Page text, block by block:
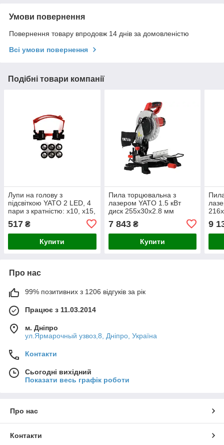
Умови повернення
Повернення товару впродовж 14 днів за домовленістю
Всі умови повернення
Подібні товари компанії
Лупи на голову з
підсвіткою YATO 2 LED, 4
пари з кратністю: х10, х15,
517 ₴
Купити
Пила торцювальна з
лазером YATO 1.5 кВт
диск 255х30х2.8 мм
гл.різа 90°/45°- 75/45 мм
довжина 125/85 мм YT-
821722
7 843₴
Купити
9
Про нас
99% позитивних з 1206 відгуків за рік
Працює з 11.03.2014
м. Дніпро
ул.Ярмарочный узвоз,8, Дніпро, Україна
Контакти
Сьогодні вихідний
Показати весь графік роботи
Про нас
Контакти